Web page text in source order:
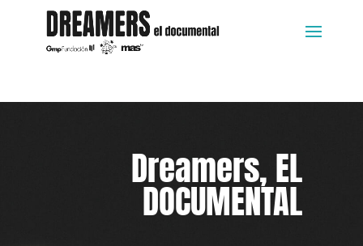
Dreamers, EL
DOCUMENTAL